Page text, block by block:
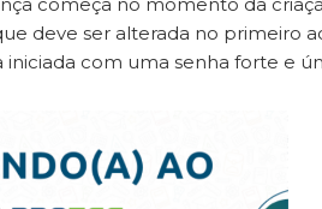
deve ser alterada no primeiro
iniciada com uma senha forte e